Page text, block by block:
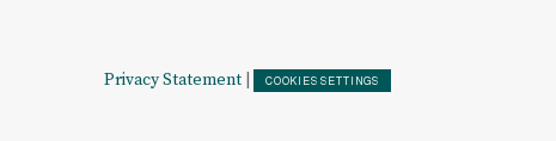
Privacy Statement COOKIES SETTINGS